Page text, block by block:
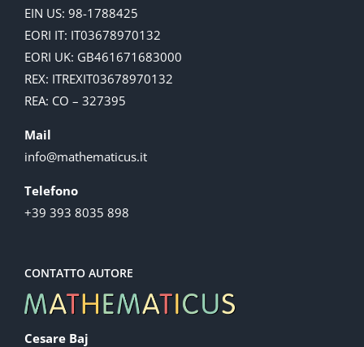
EIN US: 98-1788425
EORI IT: IT03678970132
EORI UK: GB461671683000
REX: ITREXIT03678970132
REA: CO – 327395
Mail
info@mathematicus.it
Telefono
+39 393 8035 898
CONTATTO AUTORE
Cesare Baj